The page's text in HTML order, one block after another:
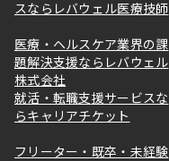
スならレバウェル医療技師
医療・ヘルスケア業界の課
題解決支援ならレバウェル
株式会社
就活・転職支援サービスな
らキャリアチケット
フリーター・既卒・未経験